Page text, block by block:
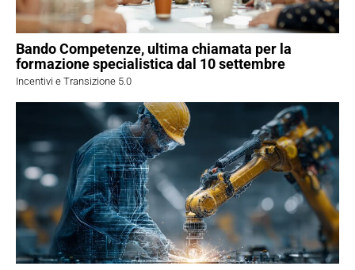
Bando Competenze, ultima chiamata per la
formazione specialistica dal 10 settembre
Incentivi e Transizione 5.0